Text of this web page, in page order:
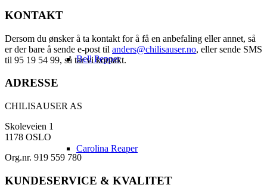
Bell Pepper
Carolina Reaper
KONTAKT
Dersom du ønsker å ta kontakt for å få en anbefaling eller annet, så
er der bare å sende e-post til anders@chilisauser.no, eller sende SMS
til 95 19 54 99, så tar vi kontakt.
ADRESSE
CHILISAUSER AS
Skoleveien 1
1178 OSLO
Org.nr. 919 559 780
KUNDESERVICE & KVALITET